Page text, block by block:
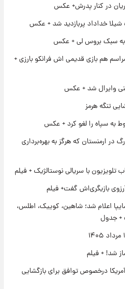
مبلغ پیش پرداخت و زمان تحویل |
چند درصد است؟
پخش «مرد سه هزار چهره» مشخص شد
و رامین رضاییان رسما تمام شد +
/ خداحافظی صمیمانه آبی ها با رامین!
در اینستاگرام؛ تمجید از حردانی به
رضاییان خوش نیامد+عکس
در کنار پدرش+ عکس
به سبک بروس لی + عکس
هم بازی قدیمی اش فرانکو بارزی +
وایرال شد + عکس
تنگه هرمز
به سپاه را لغو کرد + عکس
ارمنستان که هرگز به بهره‌برداری
تلویزیون با سریالی نوستالژیک + فیلم
بازیگری‌اش گفت+ فیلم
اعلام شد؛ شاهین، کوییک، اطلس،
+ جدول
شد! + فیلم
درخصوص توافق برای بازگشایی